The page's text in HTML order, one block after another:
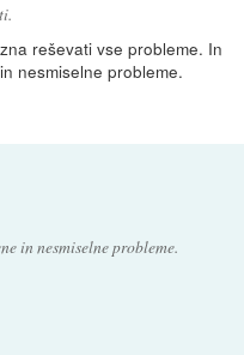
reševati vse probleme. In
nesmiselne probleme.
in nesmiselne probleme.